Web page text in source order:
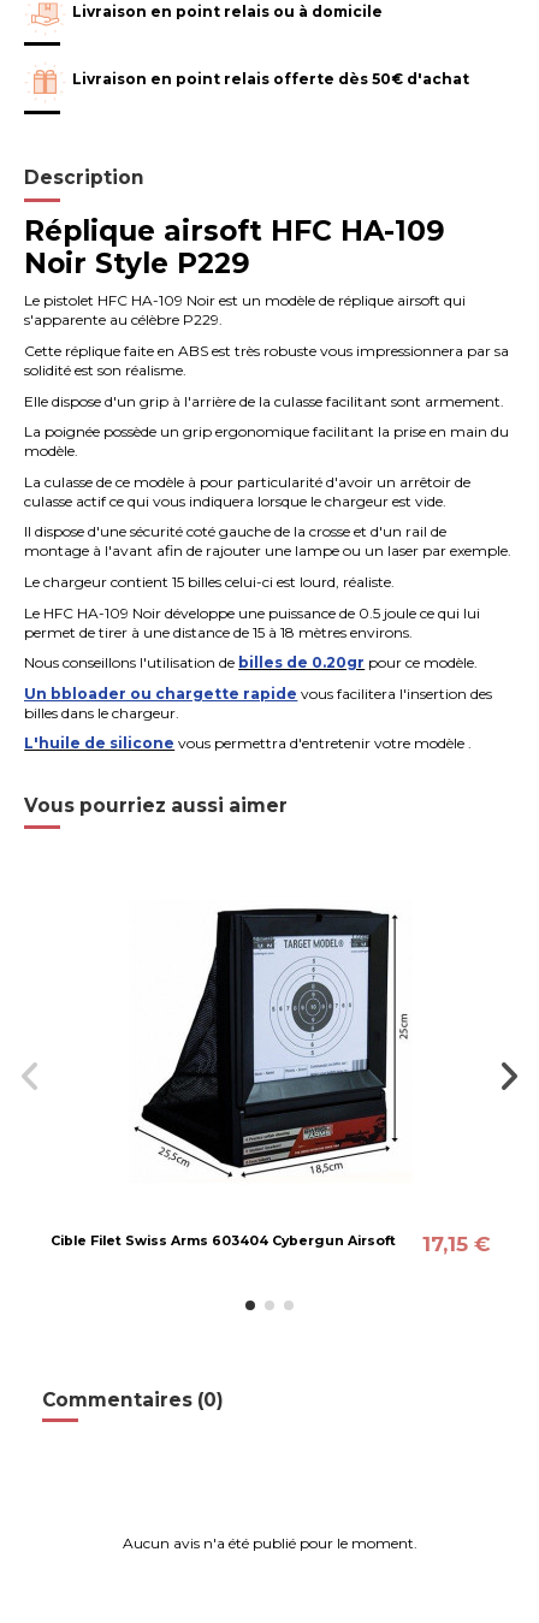
Livraison en point relais ou à domicile
Livraison en point relais offerte dès 50€ d'achat
Description
Réplique airsoft HFC HA-109
Noir Style P229
Le pistolet HFC HA-109 Noir est un modèle de réplique airsoft qui
s'apparente au célèbre P229.
Cette réplique faite en ABS est très robuste vous impressionnera par sa
solidité est son réalisme.
Elle dispose d'un grip à l'arrière de la culasse facilitant sont armement.
La poignée possède un grip ergonomique facilitant la prise en main du
modèle.
La culasse de ce modèle à pour particularité d'avoir un arrêtoir de
culasse actif ce qui vous indiquera lorsque le chargeur est vide.
Il dispose d'une sécurité coté gauche de la crosse et d'un rail de
montage à l'avant afin de rajouter une lampe ou un laser par exemple.
Le chargeur contient 15 billes celui-ci est lourd, réaliste.
Le HFC HA-109 Noir développe une puissance de 0.5 joule ce qui lui
permet de tirer à une distance de 15 à 18 mètres environs.
Nous conseillons l'utilisation de billes de 0.20gr pour ce modèle.
Un bbloader ou chargette rapide vous facilitera l'insertion des
billes dans le chargeur.
L'huile de silicone vous permettra d'entretenir votre modèle .
Vous pourriez aussi aimer
Cible Filet Swiss Arms 603404 Cybergun Airsoft 17,15 €
Commentaires (0)
Aucun avis n'a été publié pour le moment.